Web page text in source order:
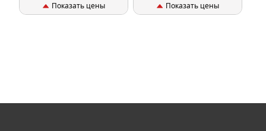
Показать цены Показать цены